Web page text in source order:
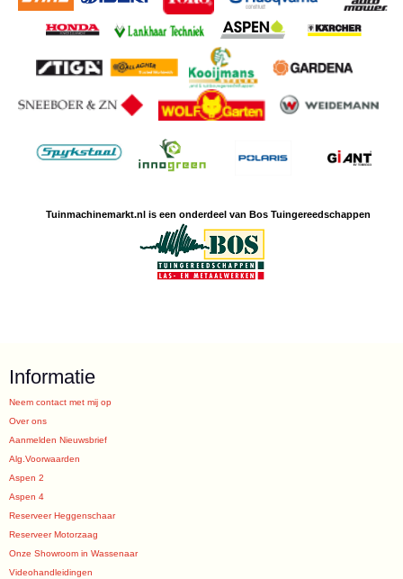
Tuinmachinemarkt.nl is een onderdeel van Bos Tuingereedschappen
Informatie
Neem contact met mij op
Over ons
Aanmelden Nieuwsbrief
Alg.Voorwaarden
Aspen 2
Aspen 4
Reserveer Heggenschaar
Reserveer Motorzaag
Onze Showroom in Wassenaar
Videohandleidingen